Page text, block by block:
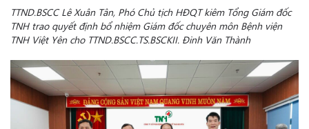
TTND.BSCC Lê Xuân Tân, Phó Chủ tịch HĐQT kiêm Tổng Giám đốc
TNH trao quyết định bổ nhiệm Giám đốc chuyên môn Bệnh viện
TNH Việt Yên cho TTND.BSCC.TS.BSCKII. Đinh Văn Thành